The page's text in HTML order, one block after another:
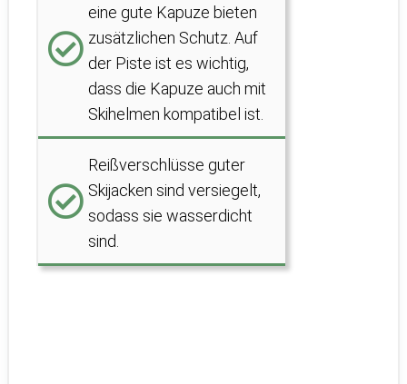
eine gute Kapuze bieten
zusätzlichen Schutz. Auf
der Piste ist es wichtig,
dass die Kapuze auch mit
Skihelmen kompatibel ist.
Reißverschlüsse guter
Skijacken sind versiegelt,
sodass sie wasserdicht
sind.